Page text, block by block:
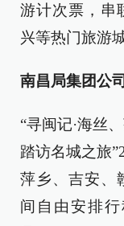
游计次票，串
兴等热门旅游
南昌局集团公司
“寻闽记·海丝
踏访名城之旅
萍乡、吉安、
间自由安排